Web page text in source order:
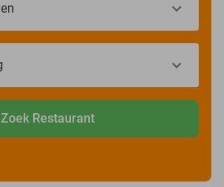
Zoek Restaurant